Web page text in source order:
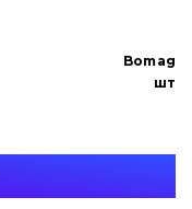
Bomag
шт